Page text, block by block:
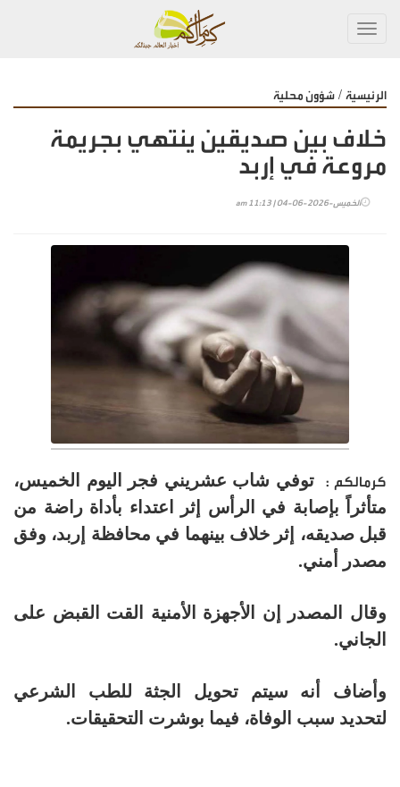
الرئيسية / شؤون محلية
خلاف بين صديقين ينتهي بجريمة
مروعة في إربد
الخميس-2026-06-04 | 11:13 am
كرمالكم :
توفي شاب عشريني فجر اليوم الخميس،
متأثراً بإصابة في الرأس إثر اعتداء بأداة راضة من
قبل صديقه، إثر خلاف بينهما في محافظة إربد، وفق
مصدر أمني.
وقال المصدر إن الأجهزة الأمنية القت القبض على
الجاني.
وأضاف أنه سيتم تحويل الجثة للطب الشرعي
لتحديد سبب الوفاة، فيما بوشرت التحقيقات.